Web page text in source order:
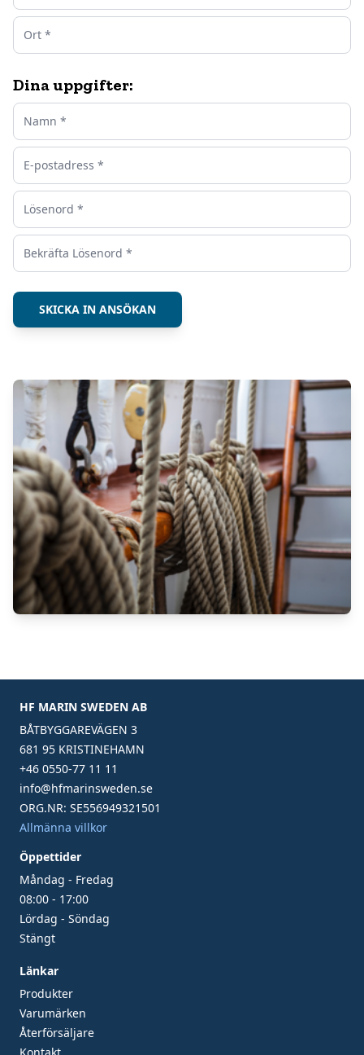
Dina uppgifter:
SKICKA IN ANSÖKAN
HF MARIN SWEDEN AB
BÅTBYGGAREVÄGEN 3
681 95 KRISTINEHAMN
+46 0550-77 11 11
info@hfmarinsweden.se
ORG.NR: SE556949321501
Allmänna villkor
Öppettider
Måndag - Fredag
08:00 - 17:00
Lördag - Söndag
Stängt
Länkar
Produkter
Varumärken
Återförsäljare